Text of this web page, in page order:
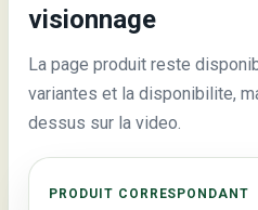
visionnage
La page produit reste
variantes et la disponibilite,
dessus sur la video.
PRODUIT CORRESPONDANT